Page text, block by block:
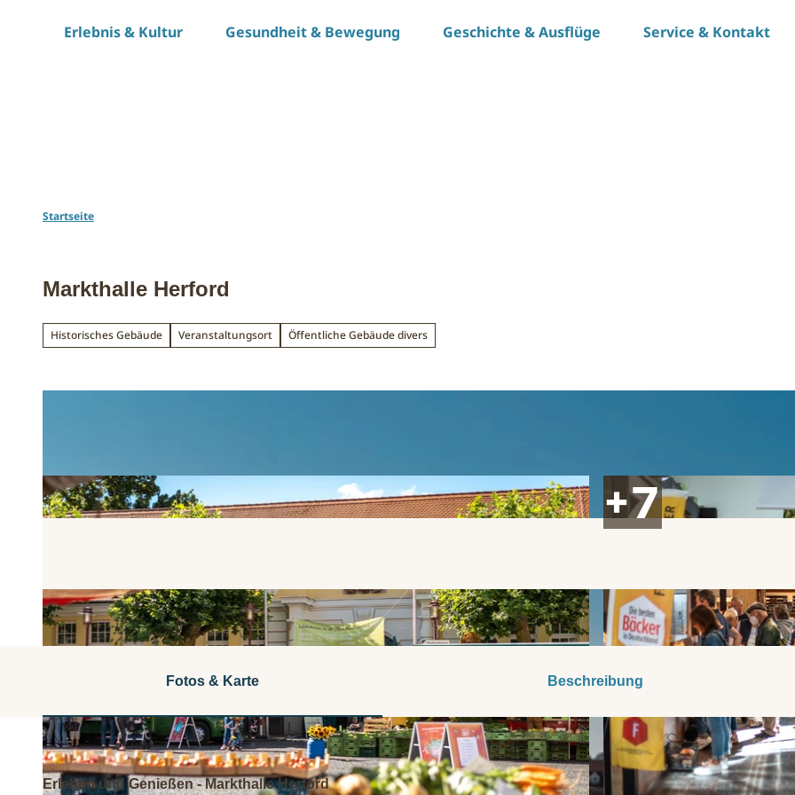
Erlebnis & Kultur Gesundheit & Bewegung Geschichte & Ausflüge Service & Kontakt
Startseite
Markthalle Herford
Historisches Gebäude Veranstaltungsort Öffentliche Gebäude divers
Fotos & Karte Beschreibung
Erleben und Genießen - Markthalle Herford